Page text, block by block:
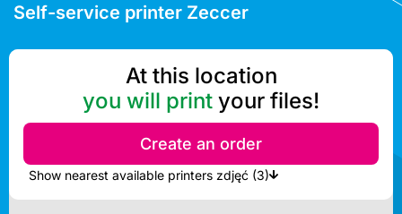
Self-service printer Zeccer
At this location
you will print your files!
Create an order
Show nearest available printers zdjęć (3)